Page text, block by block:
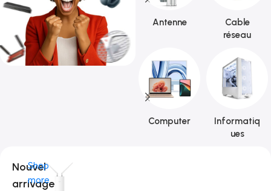
Antenne
Cable
réseau
Computer
Informatiq
ues
Nouvel
arrivage
Shop
more